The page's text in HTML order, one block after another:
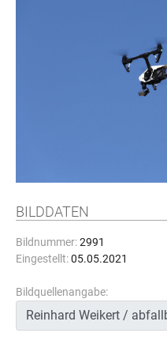
BILDDATEN
Bildnummer:2991
Eingestellt:05.05.2021
Bildquellenangabe: